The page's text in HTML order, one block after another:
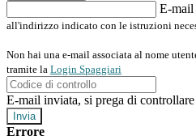
E-mail
all'indirizzo indicato con le istruzioni
Non hai una e-mail associata al nome
tramite la Login Spaggiari
E-mail inviata, si prega di
Errore